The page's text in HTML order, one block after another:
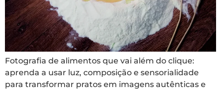
Fotografia de alimentos que vai além do clique:
aprenda a usar luz, composição e sensorialidade
para transformar pratos em imagens autênticas e